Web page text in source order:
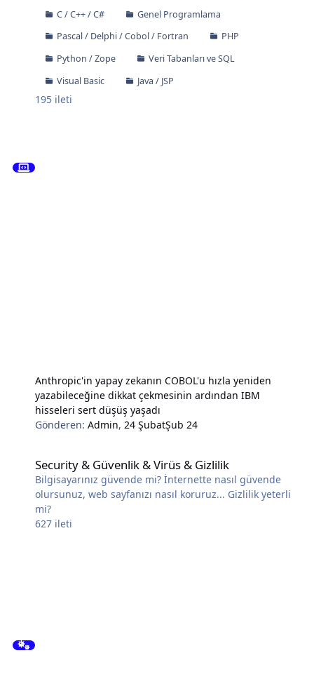
C / C++ / C#
Genel Programlama
Pascal / Delphi / Cobol / Fortran
PHP
Python / Zope
Veri Tabanları ve SQL
Visual Basic
Java / JSP
195 ileti
Anthropic'in yapay zekanın COBOL'u hızla yeniden
yazabileceğine dikkat çekmesinin ardından IBM
hisseleri sert düşüş yaşadı
Gönderen:Admin, 24 ŞubatŞub 24
Security & Güvenlik & Virüs & Gizlilik
Bilgisayarınız güvende mi? İnternette nasıl güvende
olursunuz, web sayfanızı nasıl koruruz... Gizlilik yeterli
mi?
627 ileti